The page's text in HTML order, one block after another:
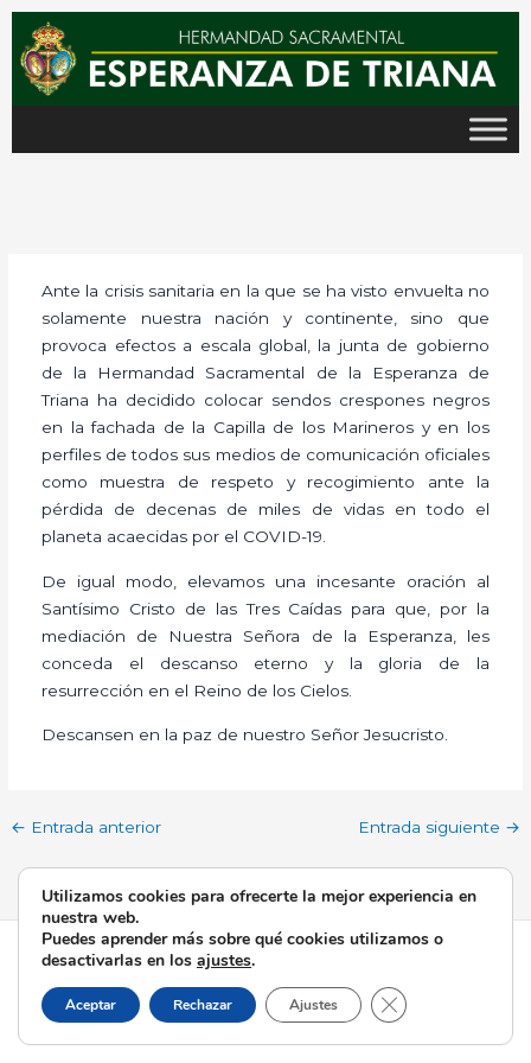
contenido
Ante la crisis sanitaria en la que se ha visto envuelta no
solamente nuestra nación y continente, sino que
provoca efectos a escala global, la junta de gobierno
de la Hermandad Sacramental de la Esperanza de
Triana ha decidido colocar sendos crespones negros
en la fachada de la Capilla de los Marineros y en los
perfiles de todos sus medios de comunicación oficiales
como muestra de respeto y recogimiento ante la
pérdida de decenas de miles de vidas en todo el
planeta acaecidas por el COVID-19.
De igual modo, elevamos una incesante oración al
Santísimo Cristo de las Tres Caídas para que, por la
mediación de Nuestra Señora de la Esperanza, les
conceda el descanso eterno y la gloria de la
resurrección en el Reino de los Cielos.
Descansen en la paz de nuestro Señor Jesucristo.
← Entrada anterior Entrada siguiente →
Todos los derechos © 2026 Esperanza de Triana | Funciona
gracias aTema Astra para WordPress
Utilizamos cookies para ofrecerte la mejor experiencia en
nuestra web.
Puedes aprender más sobre qué cookies utilizamos o
desactivarlas en los ajustes.
Aceptar Rechazar Ajustes Cerrar el banner